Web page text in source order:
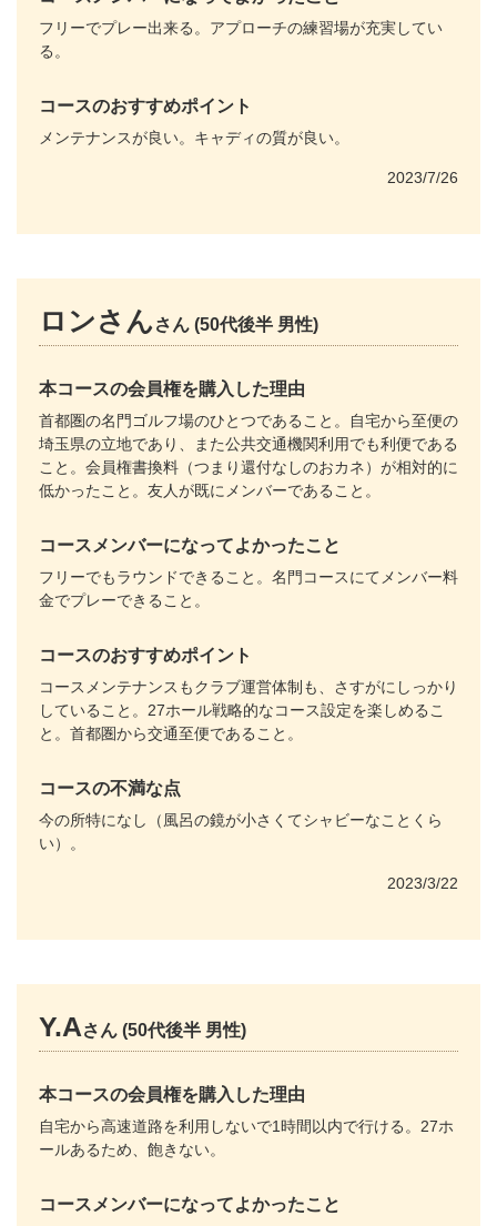
フリーでプレー出来る。アプローチの練習場が充実してい
る。
コースのおすすめポイント
メンテナンスが良い。キャディの質が良い。
2023/7/26
ロンさんさん (50代後半 男性)
本コースの会員権を購入した理由
首都圏の名門ゴルフ場のひとつであること。自宅から至便の
埼玉県の立地であり、また公共交通機関利用でも利便である
こと。会員権書換料（つまり還付なしのおカネ）が相対的に
低かったこと。友人が既にメンバーであること。
コースメンバーになってよかったこと
フリーでもラウンドできること。名門コースにてメンバー料
金でプレーできること。
コースのおすすめポイント
コースメンテナンスもクラブ運営体制も、さすがにしっかり
していること。27ホール戦略的なコース設定を楽しめるこ
と。首都圏から交通至便であること。
コースの不満な点
今の所特になし（風呂の鏡が小さくてシャビーなことくら
い）。
2023/3/22
Y.Aさん (50代後半 男性)
本コースの会員権を購入した理由
自宅から高速道路を利用しないで1時間以内で行ける。27ホ
ールあるため、飽きない。
コースメンバーになってよかったこと